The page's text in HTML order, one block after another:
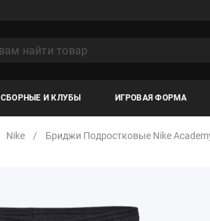
СБОРНЫЕ И КЛУБЫ ИГРОВАЯ ФОРМА
Nike Бриджи Подростковые Nike